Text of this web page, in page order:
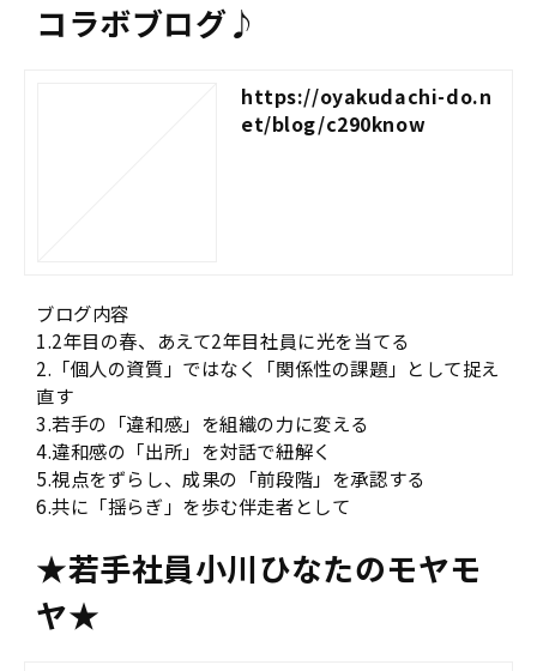
コラボブログ♪
https://oyakudachi-do.n
et/blog/c290know
ブログ内容
1.2年目の春、あえて2年目社員に光を当てる
2.「個人の資質」ではなく「関係性の課題」として捉え
直す
3.若手の「違和感」を組織の力に変える
4.違和感の「出所」を対話で紐解く
5.視点をずらし、成果の「前段階」を承認する
6.共に「揺らぎ」を歩む伴走者として
★若手社員小川ひなたのモヤモ
ヤ★